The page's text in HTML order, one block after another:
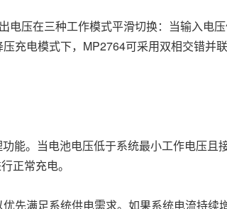
压在三种工作模式平滑切换：当输入电
充电模式下，MP2764可采用双相交错并
能。当电池电压低于系统最小工作电压且
正常充电。
先满足系统供电需求。如果系统电流持续